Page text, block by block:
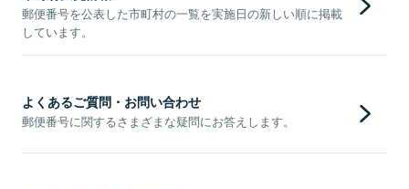
郵便番号を公表した市町村の一覧を実施日の新しい順に掲載
しています。
よくあるご質問・お問い合わせ
郵便番号に関するさまざまな疑問にお答えします。